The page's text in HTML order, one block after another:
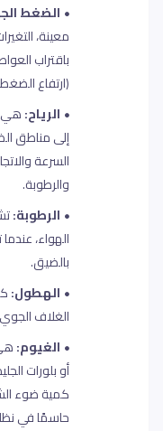
الضغط
معينة،
باقتراب
(ارتفاع
الرياح:هي
إلى مناطق
السرعة
والرطوبة.
الرطوبة:
الهواء،
بالضيق.
الهطول:
الغلاف
الغيوم:
أو بلورات
كمية ضوء
حاسمًا في